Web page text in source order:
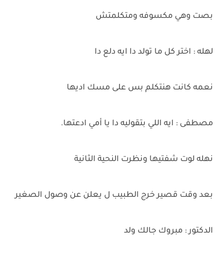
بصت وهي مكسوفه ومتكلمتش
لهله : اختر كل ما تولد دا ايه دلع دا
نعمه كانت هنتكلم بس على مسك اديها
مصطفى : ايه اللي بتقوليه دا يا أمي ادعتها.
نهله لوت شفتيها ونظرت النحية الثانية
بعد وقت قصير خرج الطبيب ل يعلن عن وصول الصغير
الدكتور : مبروك جالك ولد